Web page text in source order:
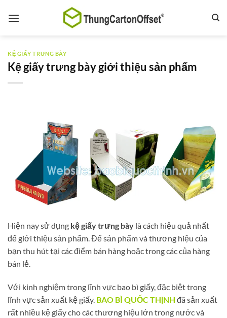
qua
KỆ GIẤY TRƯNG BÀY
Kệ giấy trưng bày giới thiệu sản phẩm
Hiện nay sử dụng kệ giấy trưng bày là cách hiệu quả nhất
để giới thiệu sản phẩm. Để sản phẩm và thương hiệu của
bạn thu hút tại các điểm bán hàng hoặc trong các của hàng
bán lẻ.
Với kinh nghiệm trong lĩnh vực bao bì giấy, đặc biệt trong
lĩnh vực sản xuất kệ giấy. BAO BÌ QUỐC THỊNH đã sản xuất
rất nhiều kệ giấy cho các thương hiệu lớn trong nước và